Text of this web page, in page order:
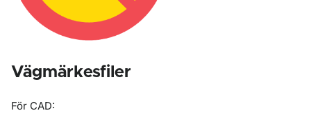
Vägmärkesfiler
För CAD: